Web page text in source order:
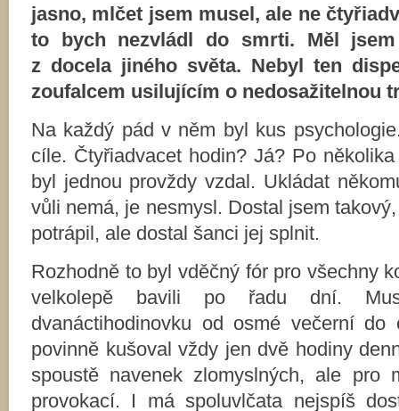
jasno, mlčet jsem musel, ale ne
to bych nezvládl do smrti. Měl
z docela jiného světa. Nebyl ten
zoufalcem usilujícím o nedosažitelnou
Na každý pád v něm byl kus
cíle. Čtyřiadvacet hodin? Já? Po
byl jednou provždy vzdal. Ukládat
vůli nemá, je nesmysl. Dostal jsem
potrápil, ale dostal šanci jej splnit.
Rozhodně to byl vděčný fór pro všechny
velkolepě bavili po řadu dní.
dvanáctihodinovku od osmé večerní
povinně kušoval vždy jen dvě hodiny
spoustě navenek zlomyslných, ale pro
provokací. I má spoluvlčata nejspíš